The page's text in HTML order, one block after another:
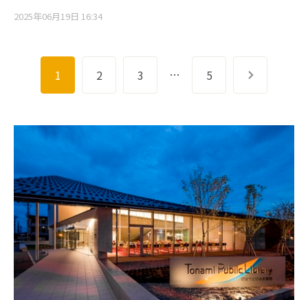
2025年06月19日 16:34
1 2 3 … 5